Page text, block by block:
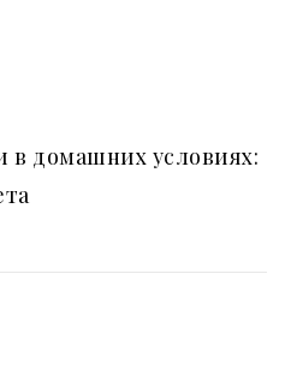
в домашних условиях: